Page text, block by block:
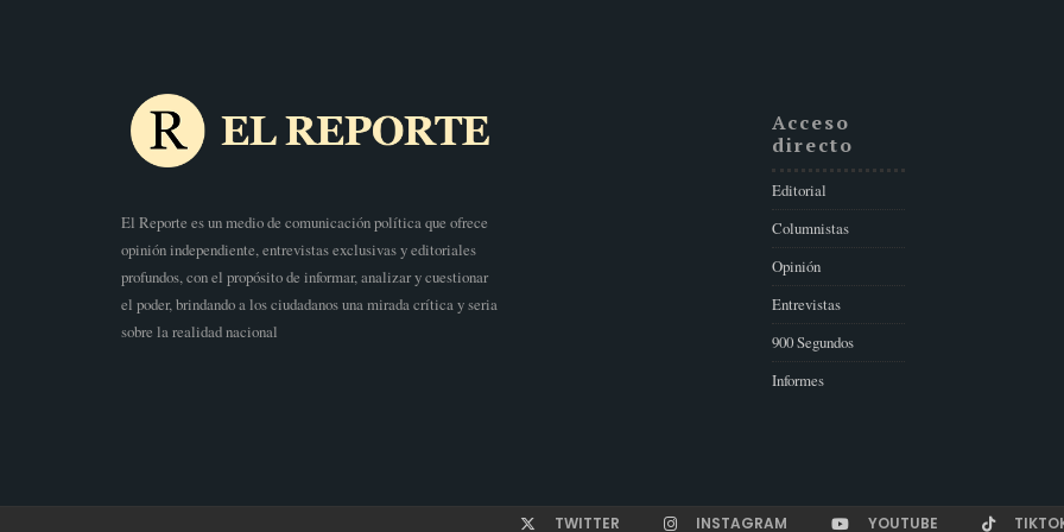
El Reporte es un medio de comunicación política que ofrece
opinión independiente, entrevistas exclusivas y editoriales
profundos, con el propósito de informar, analizar y cuestionar
el poder, brindando a los ciudadanos una mirada crítica y seria
sobre la realidad nacional
Acceso
directo
Editorial
Columnistas
Opinión
Entrevistas
900 Segundos
Informes
TWITTER INSTAGRAM YOUTUBE